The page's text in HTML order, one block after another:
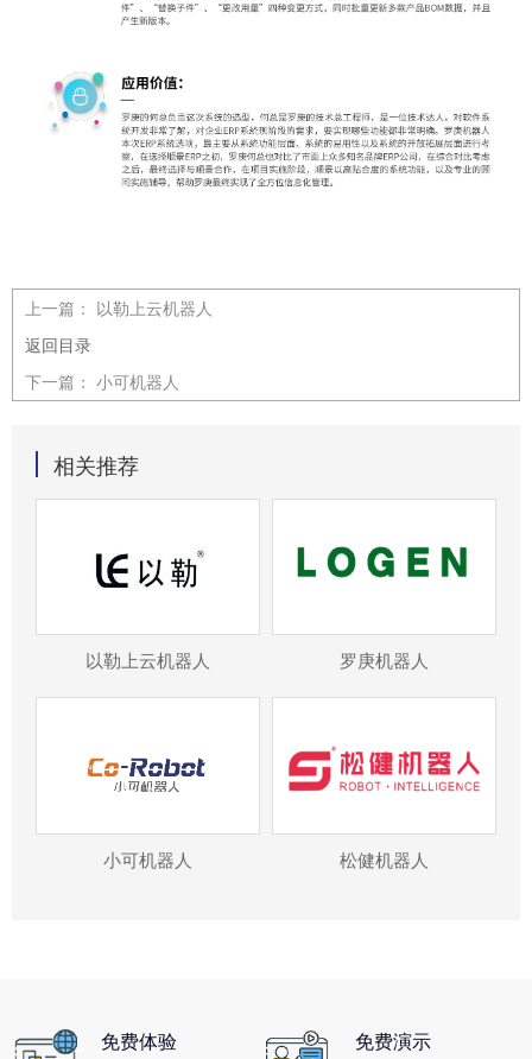
上一篇： 以勒上云机器人
返回目录
下一篇： 小可机器人
相关推荐
以勒上云机器人 罗庚机器人
小可机器人 松健机器人
免费体验 免费演示